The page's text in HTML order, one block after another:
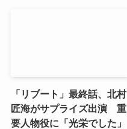
「リブート」最終話、北村
匠海がサプライズ出演 重
要人物役に「光栄でした」